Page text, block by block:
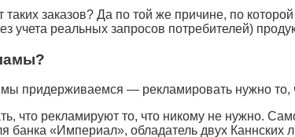
заказов? Да по той же причине, по
учета реальных запросов потребителей)
мы придерживаемся — рекламировать нужно
что рекламируют то, что никому не нужно.
банка «Империал», обладатель двух